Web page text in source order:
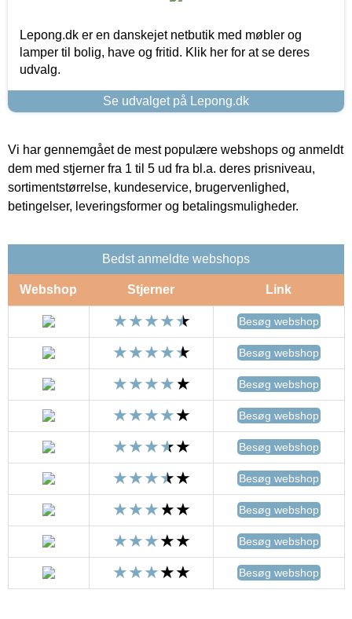
Lepong.dk er en danskejet netbutik med møbler og
lamper til bolig, have og fritid. Klik her for at se deres
udvalg.
Se udvalget på Lepong.dk
Vi har gennemgået de mest populære webshops og anmeldt
dem med stjerner fra 1 til 5 ud fra bl.a. deres prisniveau,
sortimentstørrelse, kundeservice, brugervenlighed,
betingelser, leveringsformer og betalingsmuligheder.
Bedst anmeldte webshops
Webshop Stjerner Link
Besøg webshop
Besøg webshop
Besøg webshop
Besøg webshop
Besøg webshop
Besøg webshop
Besøg webshop
Besøg webshop
Besøg webshop